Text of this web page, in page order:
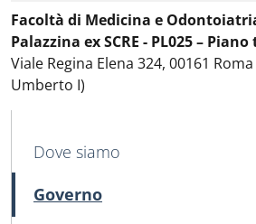
Facoltà di Medicina e
Palazzina ex SCRE - PL025 –
Viale Regina Elena 324, 00161
Umberto I)
MAIN NAVIGATION
Dove siamo
Governo
Attivo